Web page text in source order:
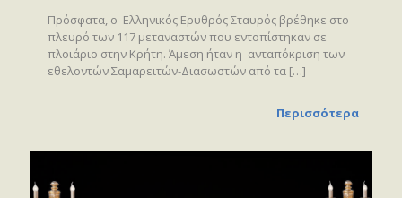
Πρόσφατα, ο Ελληνικός Ερυθρός Σταυρός βρέθηκε στο
πλευρό των 117 μεταναστών που εντοπίστηκαν σε
πλοιάριο στην Κρήτη. Άμεση ήταν η ανταπόκριση των
εθελοντών Σαμαρειτών-Διασωστών από τα […]
Περισσότερα